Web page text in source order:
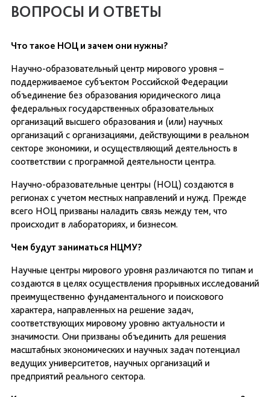
ВОПРОСЫ И ОТВЕТЫ
Что такое НОЦ и зачем они нужны?
Научно-образовательный центр мирового уровня –
поддерживаемое субъектом Российской Федерации
объединение без образования юридического лица
федеральных государственных образовательных
организаций высшего образования и (или) научных
организаций с организациями, действующими в реальном
секторе экономики, и осуществляющий деятельность в
соответствии с программой деятельности центра.
Научно-образовательные центры (НОЦ) создаются в
регионах с учетом местных направлений и нужд. Прежде
всего НОЦ призваны наладить связь между тем, что
происходит в лабораториях, и бизнесом.
Чем будут заниматься НЦМУ?
Научные центры мирового уровня различаются по типам и
создаются в целях осуществления прорывных исследований
преимущественно фундаментального и поискового
характера, направленных на решение задач,
соответствующих мировому уровню актуальности и
значимости. Они призваны объединить для решения
масштабных экономических и научных задач потенциал
ведущих университетов, научных организаций и
предприятий реального сектора.